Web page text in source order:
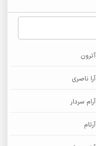
آترون
آرا ناصری
آرام سردار
آرتام